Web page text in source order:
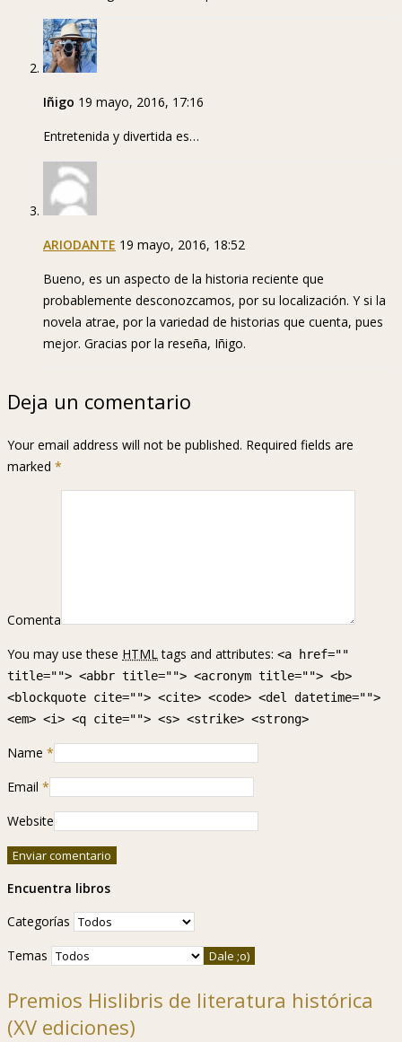
Iñigo 19 mayo, 2016, 17:16
Entretenida y divertida es…
ARIODANTE 19 mayo, 2016, 18:52
Bueno, es un aspecto de la historia reciente que
probablemente desconozcamos, por su localización. Y si la
novela atrae, por la variedad de historias que cuenta, pues
mejor. Gracias por la reseña, Iñigo.
Deja un comentario
Your email address will not be published. Required fields are
marked *
Comenta
You may use these HTMLtags and attributes: <a href=""
title=""> <abbr title=""> <acronym title=""> <b>
<blockquote cite=""> <cite> <code> <del datetime="">
<em> <i> <q cite=""> <s> <strike> <strong>
Name *
Email *
Website
Encuentra libros
Categorías
Temas
Premios Hislibris de literatura histórica
(XV ediciones)